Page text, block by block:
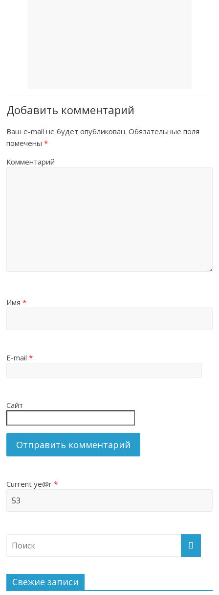
Добавить комментарий
Ваш e-mail не будет опубликован. Обязательные поля
помечены*
Комментарий
Имя*
E-mail*
Сайт
Current ye@r*
Свежие записи